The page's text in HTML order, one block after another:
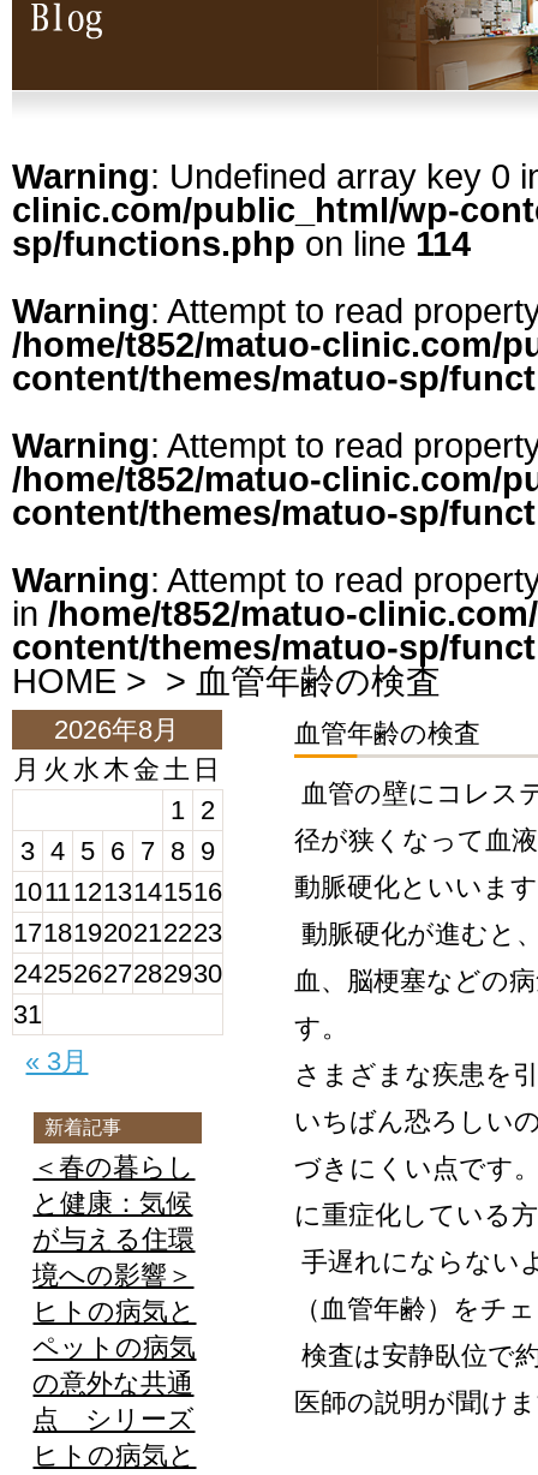
Warning: Undefined array key 0
clinic.com/public_html/wp-
sp/functions.php on line 114
Warning: Attempt to read
/home/t852/matuo-clinic.com/
content/themes/matuo-sp/
Warning: Attempt to read
/home/t852/matuo-clinic.com/
content/themes/matuo-sp/
Warning: Attempt to read
in /home/t852/matuo-
content/themes/matuo-sp/
HOME > > 血管年齢の検査
2026年8月
月 火 水木金土 日
« 3月
1 2
3 4 5 6 7 8 9
10111213141516
17181920212223
24252627282930
31
新着記事
＜春の暮らし
と健康：気候
が与える住環
境への影響＞
ヒトの病気と
ペットの病気
の意外な共通
点 シリーズ
ヒトの病気と
血管年齢の検査
血管の壁にコレス
径が狭くなって血
動脈硬化といいま
動脈硬化が進むと
血、脳梗塞などの
す。
さまざまな疾患を
いちばん恐ろしい
づきにくい点です
に重症化している
手遅れにならない
（血管年齢）をチ
検査は安静臥位で
医師の説明が聞け